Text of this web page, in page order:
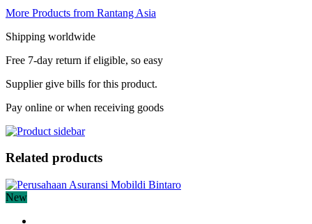
More Products from Rantang Asia
Shipping worldwide
Free 7-day return if eligible, so easy
Supplier give bills for this product.
Pay online or when receiving goods
Related products
New